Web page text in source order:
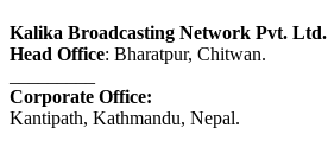
Kalika Broadcasting Network Pvt. Ltd.
Head Office: Bharatpur, Chitwan.
Corporate Office:
Kantipath, Kathmandu, Nepal.